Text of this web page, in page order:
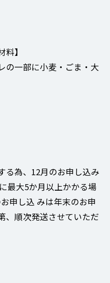
】
の一部に小麦・ごま・大
為、12月のお申し込み
最大5か月以上かかる場
申し込 みは年末のお申
、順次発送させていただ